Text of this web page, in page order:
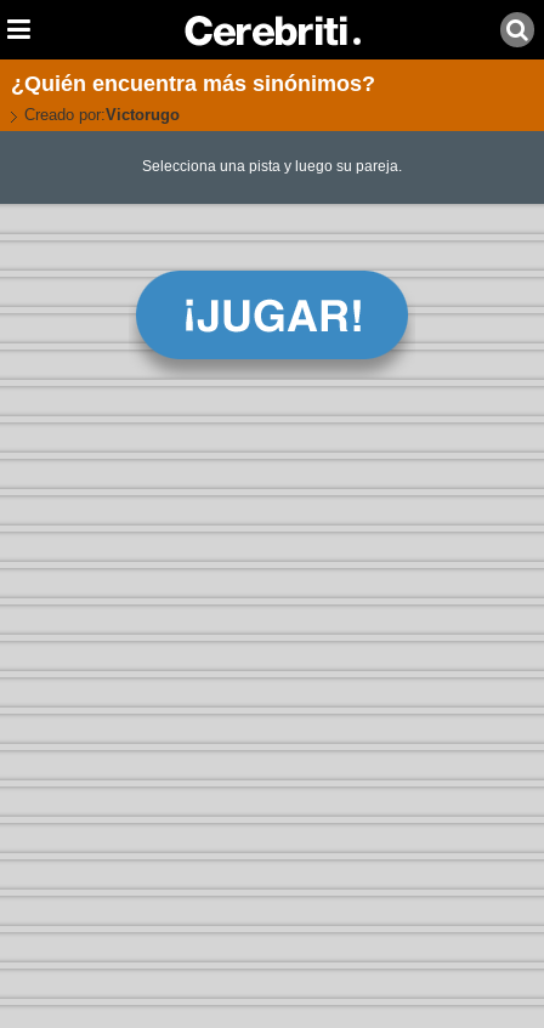
¿Quién encuentra más sinónimos?
Creado por:Victorugo
Selecciona una pista y luego su pareja.